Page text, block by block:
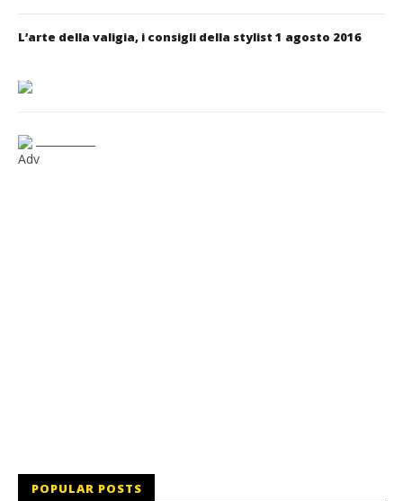
L’arte della valigia, i consigli della stylist 1 agosto 2016
Adv
POPULAR POSTS